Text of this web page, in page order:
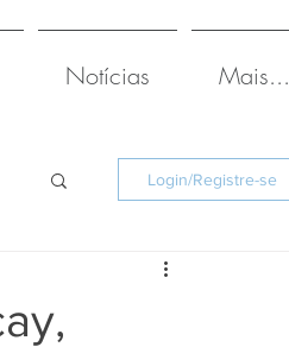
Notícias Mais...
Login/Registre-se